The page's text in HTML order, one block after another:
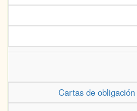
Cartas de